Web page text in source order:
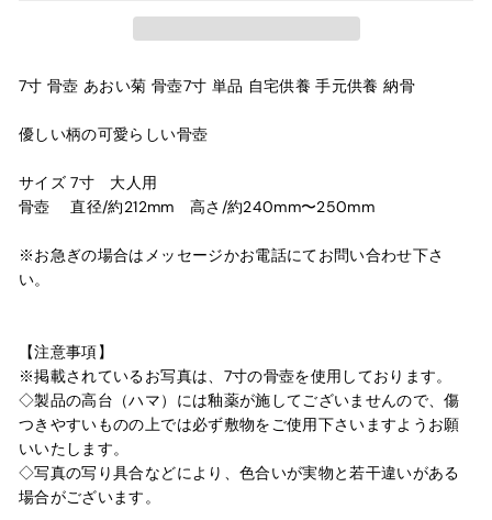
7寸 骨壺 あおい菊 骨壺7寸 単品 自宅供養 手元供養 納骨
優しい柄の可愛らしい骨壺
サイズ 7寸 大人用
骨壺 直径/約212mm 高さ/約240mm〜250mm
※お急ぎの場合はメッセージかお電話にてお問い合わせ下さ
い。
【注意事項】
※掲載されているお写真は、7寸の骨壺を使用しております。
◇製品の高台（ハマ）には釉薬が施してございませんので、傷
つきやすいものの上では必ず敷物をご使用下さいますようお願
いいたします。
◇写真の写り具合などにより、色合いが実物と若干違いがある
場合がございます。